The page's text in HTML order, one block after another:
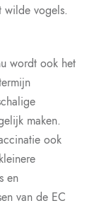
wilde vogels.
wordt ook het
maken.
ook
en
van de EC